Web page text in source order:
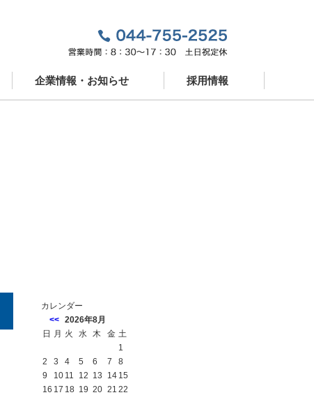
企業情報・お知らせ
企業情報
採用情報
カレンダー
<<
2026年8月
日
月 火 水 木 金 土
1
2
3 4 5 6 7
8
9
10 11 12 13 14 15
16 17 18 19 20 21 22